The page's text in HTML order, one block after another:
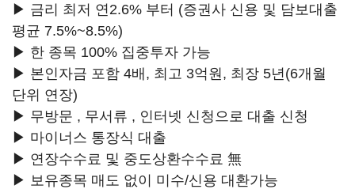
▶ 금리 최저 연2.6% 부터 (증권사 신용 및 담보대출
평균 7.5%~8.5%)
▶ 한 종목 100% 집중투자 가능
▶ 본인자금 포함 4배, 최고 3억원, 최장 5년(6개월
단위 연장)
▶ 무방문 , 무서류 , 인터넷 신청으로 대출 신청
▶ 마이너스 통장식 대출
▶ 연장수수료 및 중도상환수수료 無
▶ 보유종목 매도 없이 미수/신용 대환가능